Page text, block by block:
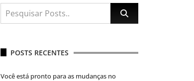
POSTS RECENTES
Você está pronto para as mudanças no